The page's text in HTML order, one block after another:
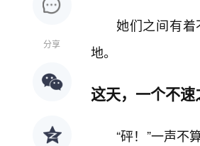
分享
她们之间有
地。
这天，一个不
“砰！”一声不